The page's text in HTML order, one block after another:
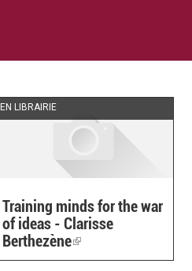
EN LIBRAIRIE
Training minds for the war
of ideas - Clarisse
Berthezène(link
is